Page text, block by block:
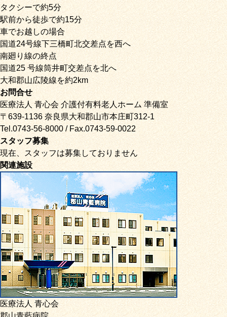
タクシーで約5分
駅前から徒歩で約15分
車でお越しの場合
国道24号線下三橋町北交差点を西へ
南廻り線の終点
国道25 号線筒井町交差点を北へ
大和郡山広陵線を約2km
お問合せ
医療法人 青心会 介護付有料老人ホーム 準備室
〒639-1136 奈良県大和郡山市本庄町312-1
Tel.0743-56-8000 / Fax.0743-59-0022
スタッフ募集
現在、スタッフは募集しておりません
関連施設
医療法人 青心会